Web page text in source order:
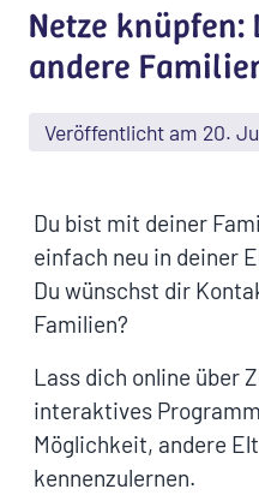
Netze
andere
Veröffentlicht am 20.
Du bist mit deiner
einfach neu in deiner
Du wünschst dir
Familien?
Lass dich online über
interaktives
Möglichkeit, andere
kennenzulernen.